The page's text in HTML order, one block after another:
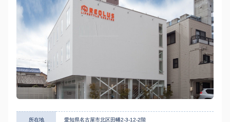
所在地 愛知県名古屋市北区田幡2-3-12-2階